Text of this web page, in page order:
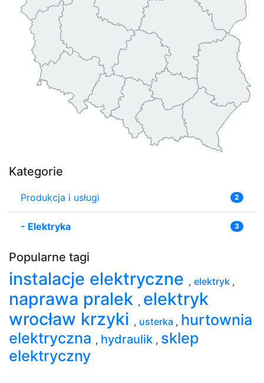
Kategorie
Produkcja i usługi 2
- Elektryka 3
Popularne tagi
instalacje elektryczne , elektryk ,
naprawa pralek , elektryk
wrocław krzyki , usterka , hurtownia
elektryczna , hydraulik , sklep
elektryczny